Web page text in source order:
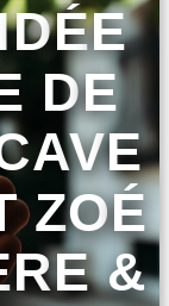
DE
ZOÉ
&